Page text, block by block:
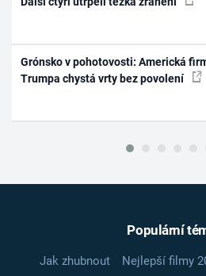
Grónsko v pohotovosti: Americká
Trumpa chystá vrty bez povolení
Populární
Jak zhubnout Nejlepší filmy